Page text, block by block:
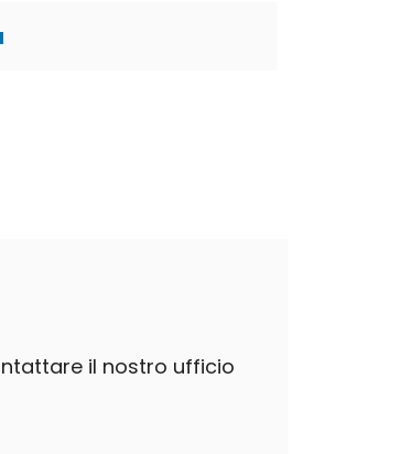
il nostro ufficio